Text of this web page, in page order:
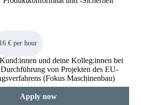
16 € per hour
und deine Kolleg:innen bei
von Projekten des EU-
(Fokus Maschinenbau)
Apply now